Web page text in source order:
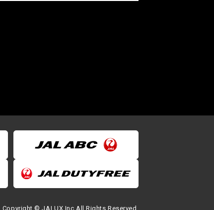
Copyright © JALUX Inc.All Rights Reserved.